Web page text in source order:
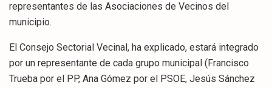
representantes de las Asociaciones de Vecinos del
municipio.
El Consejo Sectorial Vecinal, ha explicado, estará integrado
por un representante de cada grupo municipal (Francisco
Trueba por el PP, Ana Gómez por el PSOE, Jesús Sánchez